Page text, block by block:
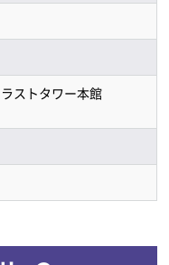
ストタワー本館